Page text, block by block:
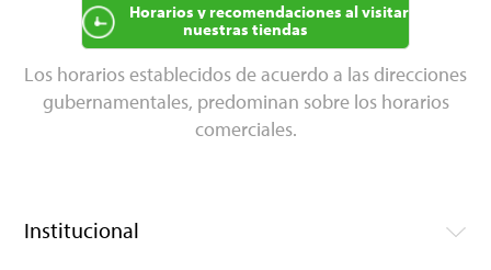
Horarios y recomendaciones al visitar
nuestras tiendas
Los horarios establecidos de acuerdo a las direcciones
gubernamentales, predominan sobre los horarios
comerciales.
Institucional